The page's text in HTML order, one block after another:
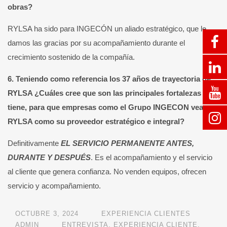
obras?
RYLSA ha sido para INGECÓN un aliado estratégico, que le
damos las gracias por su acompañamiento durante el
crecimiento sostenido de la compañía.
6. Teniendo como referencia los 37 años de trayectoria de
RYLSA ¿Cuáles cree que son las principales fortalezas que
tiene, para que empresas como el Grupo INGECON vean a
RYLSA como su proveedor estratégico e integral?
Definitivamente EL SERVICIO PERMANENTE ANTES,
DURANTE Y DESPUÉS. Es el acompañamiento y el servicio
al cliente que genera confianza. No venden equipos, ofrecen
servicio y acompañamiento.
OCTUBRE 3, 2024
EXPERIENCIA CLIENTES
ADMIN
ENTREVISTA EXPERIENCIA CLIENTE